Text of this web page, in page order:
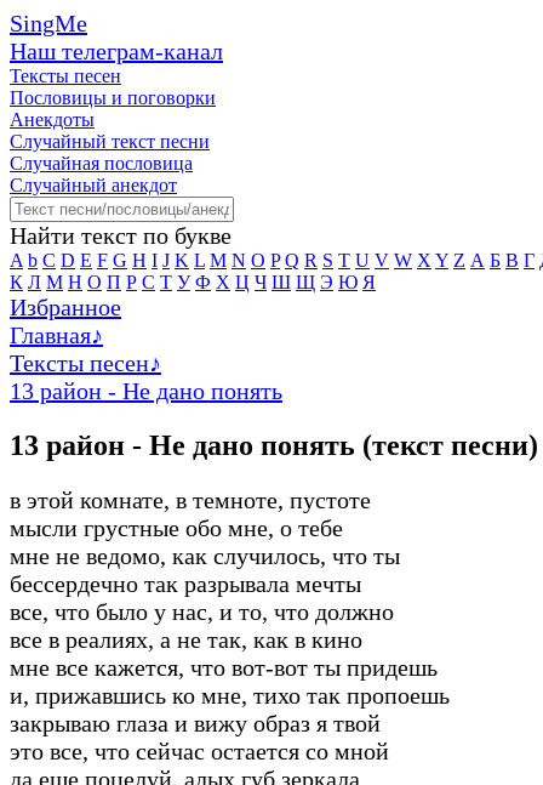
SingMe
Наш телеграм-канал
Тексты песен
Пословицы и поговорки
Анекдоты
Случайный текст песни
Случайная пословица
Случайный анекдот
Найти текст по букве
A b C D E F G H I J K L M N O P Q R S T U V W X Y Z А Б В Г
К Л М Н О П Р С Т У Ф Х Ц Ч Ш Щ Э Ю Я
Избранное
Главная♪
Тексты песен♪
13 район - Не дано понять
13 район - Не дано понять (текст песни)
в этой комнате, в темноте, пустоте
мысли грустные обо мне, о тебе
мне не ведомо, как случилось, что ты
бессердечно так разрывала мечты
все, что было у нас, и то, что должно
все в реалиях, а не так, как в кино
мне все кажется, что вот-вот ты придешь
и, прижавшись ко мне, тихо так пропоешь
закрываю глаза и вижу образ я твой
это все, что сейчас остается со мной
да еще поцелуй, алых губ зеркала